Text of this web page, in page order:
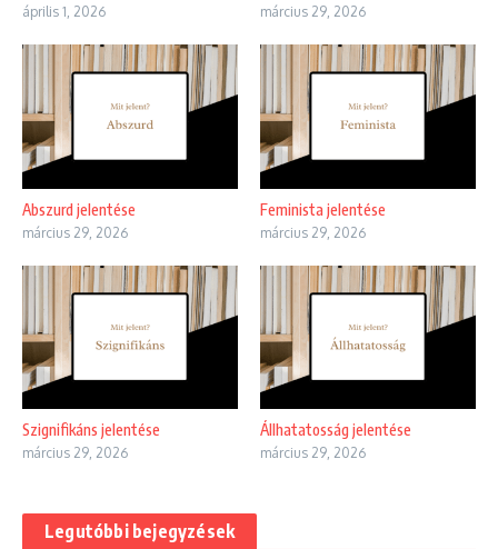
április 1, 2026 március 29, 2026
Abszurd jelentése
március 29, 2026
Feminista jelentése
március 29, 2026
Szignifikáns jelentése
március 29, 2026
Állhatatosság jelentése
március 29, 2026
Legutóbbi bejegyzések